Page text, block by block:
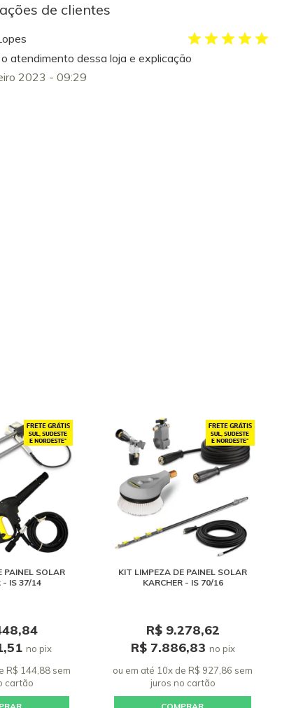
de clientes
atendimento dessa loja e explicação
2023 - 09:29
PAINEL SOLAR
- IS 37/14
no pix
R$ 144,88 sem
cartão
KIT LIMPEZA DE PAINEL SOLAR
KARCHER - IS 70/16
R$ 9.278,62
R$ 7.886,83 no pix
ou em até 10x de R$ 927,86 sem
juros no cartão